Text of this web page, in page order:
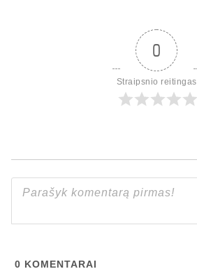
0
Straipsnio reitingas
0 KOMENTARAI